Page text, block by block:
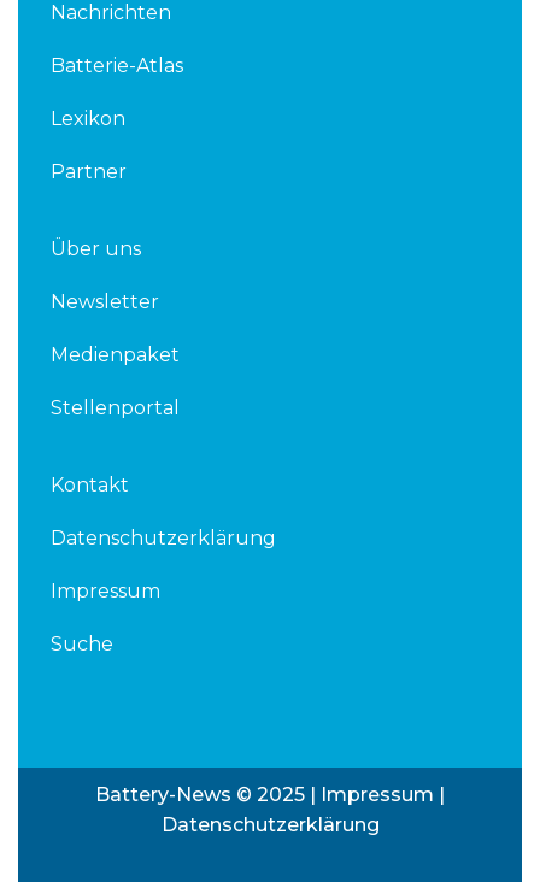
Nachrichten
Batterie-Atlas
Lexikon
Partner
Über uns
Newsletter
Medienpaket
Stellenportal
Kontakt
Datenschutzerklärung
Impressum
Suche
Battery-News © 2025 | Impressum |
Datenschutzerklärung